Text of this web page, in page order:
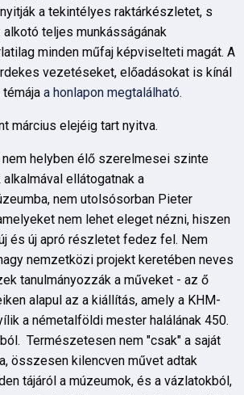
a tekintélyes raktárkészletet, s
teljes munkásságának
minden műfaj képviselteti magát. A
vezetéseket, előadásokat is kínál
a honlapon megtalálható.
március elejéig tart nyitva.
helyben élő szerelmesei szinte
ellátogatnak a
nem utolsósorban Pieter
nem lehet eleget nézni, hiszen
és új apró részletet fedez fel. Nem
nemzetközi projekt keretében neves
tanulmányozzák a műveket - az ő
alapul az a kiállítás, amely a KHM-
a németalföldi mester halálának 450.
Természetesen nem "csak" a saját
összesen kilencven művet adtak
tájáról a múzeumok, és a vázlatokból,